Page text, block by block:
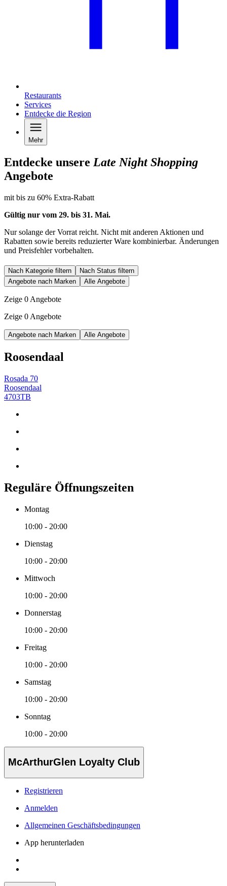
Restaurants
Services
Entdecke die Region
Mehr
Entdecke unsere Late Night Shopping
Angebote
mit bis zu 60% Extra-Rabatt
Gültig nur vom 29. bis 31. Mai.
Nur solange der Vorrat reicht. Nicht mit anderen Aktionen und
Rabatten sowie bereits reduzierter Ware kombinierbar. Änderungen
und Preisfehler vorbehalten.
Nach Kategorie filtern
Nach Status filtern
Angebote nach Marken
Alle Angebote
Zeige 0 Angebote
Zeige 0 Angebote
Angebote nach Marken Alle Angebote
Roosendaal
Rosada 70
Roosendaal
4703TB
Reguläre Öffnungszeiten
Montag
10:00 - 20:00
Dienstag
10:00 - 20:00
Mittwoch
10:00 - 20:00
Donnerstag
10:00 - 20:00
Freitag
10:00 - 20:00
Samstag
10:00 - 20:00
Sonntag
10:00 - 20:00
McArthurGlen Loyalty Club
Registrieren
Anmelden
Allgemeinen Geschäftsbedingungen
App herunterladen